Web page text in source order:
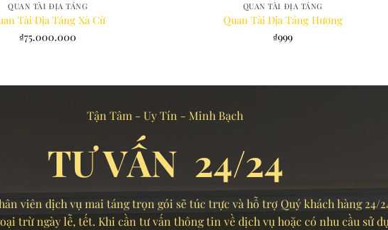
QUAN TÀI ĐỊA TÁNG
Tài Địa Táng Xà Cừ
₫75.000.000
QUAN TÀI ĐỊA TÁNG
Quan Tài Địa Táng Hương
₫999
Tận Tâm - Uy Tín - Minh Bạch
TƯ VẤN 24/24
viên dịch vụ mai táng trọn gói sẽ túc trực và hỗ trợ Quý khách hàng 24/
trừ ngày lễ, tết. Khi cần tư vấn thông tin về dịch vụ hoặc có nhu cầu sử